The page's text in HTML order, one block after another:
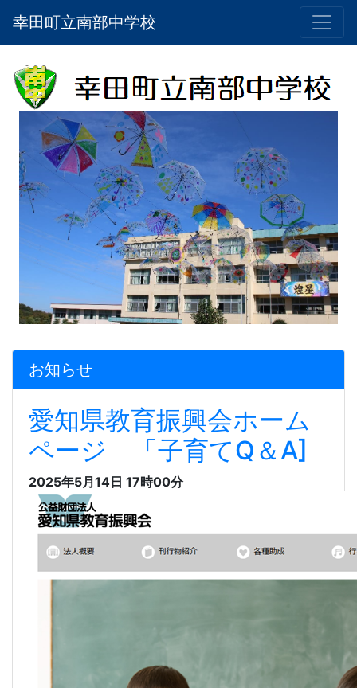
幸田町立南部中学校
お知らせ
愛知県教育振興会ホーム
ページ 「子育てQ＆A]
2025年5月14日 17時00分